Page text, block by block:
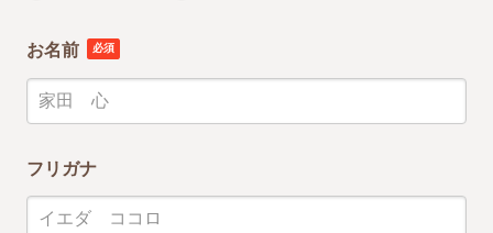
お名前 必須
フリガナ